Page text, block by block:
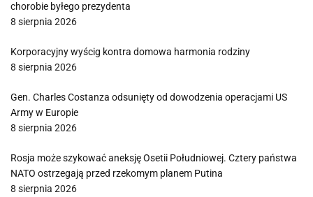
chorobie byłego prezydenta
8 sierpnia 2026
Korporacyjny wyścig kontra domowa harmonia rodziny
8 sierpnia 2026
Gen. Charles Costanza odsunięty od dowodzenia operacjami US
Army w Europie
8 sierpnia 2026
Rosja może szykować aneksję Osetii Południowej. Cztery państwa
NATO ostrzegają przed rzekomym planem Putina
8 sierpnia 2026